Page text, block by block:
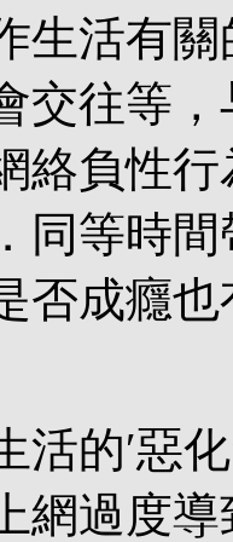
生活有
交往等
絡負性
同等時
否成癮
的′惡化
網過度導